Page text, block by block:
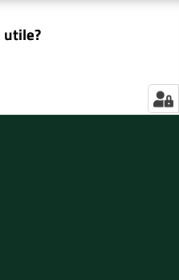
utile?
il servizio